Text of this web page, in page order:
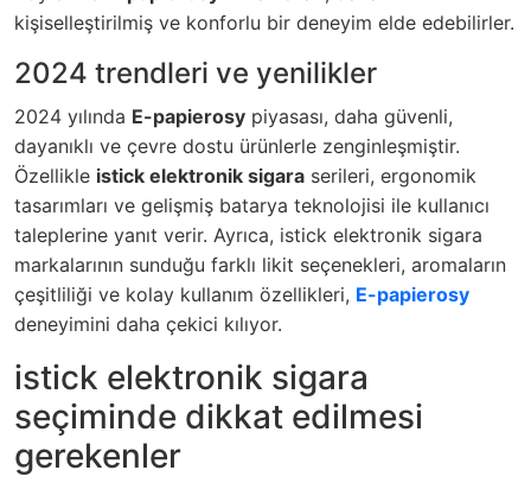
kişiselleştirilmiş ve konforlu bir deneyim elde edebilirler.
2024 trendleri ve yenilikler
2024 yılında E-papierosy piyasası, daha güvenli,
dayanıklı ve çevre dostu ürünlerle zenginleşmiştir.
Özellikle istick elektronik sigara serileri, ergonomik
tasarımları ve gelişmiş batarya teknolojisi ile kullanıcı
taleplerine yanıt verir. Ayrıca, istick elektronik sigara
markalarının sunduğu farklı likit seçenekleri, aromaların
çeşitliliği ve kolay kullanım özellikleri, E-papierosy
deneyimini daha çekici kılıyor.
istick elektronik sigara
seçiminde dikkat edilmesi
gerekenler